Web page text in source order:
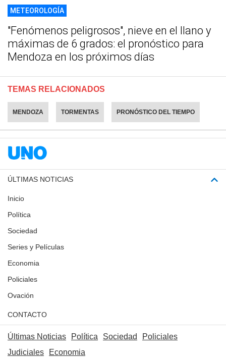
METEOROLOGÍA
"Fenómenos peligrosos", nieve en el llano y
máximas de 6 grados: el pronóstico para
Mendoza en los próximos días
TEMAS RELACIONADOS
MENDOZA TORMENTAS PRONÓSTICO DEL TIEMPO
ÚLTIMAS NOTICIAS
Inicio
Política
Sociedad
Series y Películas
Economia
Policiales
Ovación
CONTACTO
Últimas Noticias Política Sociedad
Policiales
Judiciales
Economia